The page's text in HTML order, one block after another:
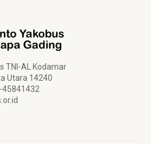
TNI-AL Kodamar
Utara 14240
45841432